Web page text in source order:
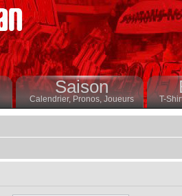
Saison
Calendrier,Pronos, Joueurs T-